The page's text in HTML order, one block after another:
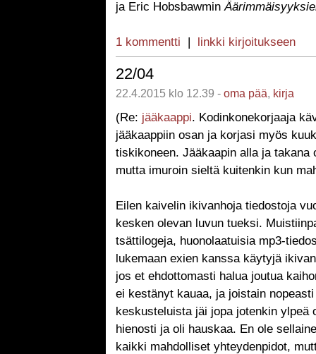
ja Eric Hobsbawmin
1 kommentti | linkki kirjoitukseen
22/04
22.4.2015 klo 12.39 - oma pää, kirja
(Re: jääkaappi. Kodinkonekorjaaja
jääkaappiin osan ja korjasi myös
tiskikoneen. Jääkaapin alla ja takana
mutta imuroin sieltä kuitenkin kun
Eilen kaivelin ikivanhoja tiedostoja
kesken olevan luvun tueksi.
tsättilogeja, huonolaatuisia mp3-
lukemaan exien kanssa käytyjä
jos et ehdottomasti halua joutua
ei kestänyt kauaa, ja joistain
keskusteluista jäi jopa jotenkin ylpeä
hienosti ja oli hauskaa. En ole
kaikki mahdolliset yhteydenpidot,